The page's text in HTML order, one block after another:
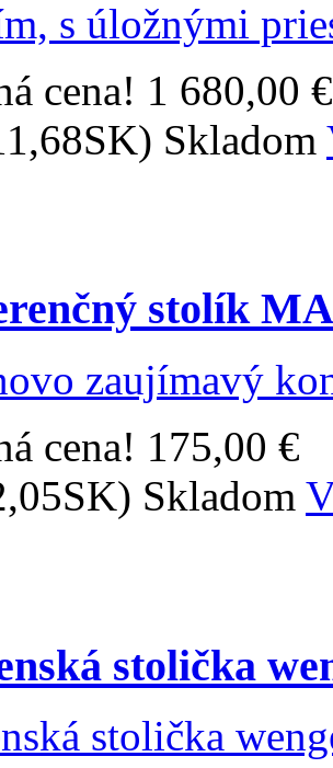
s úložnými
cena! 1 680,00 €
Skladom
stolík
zaujímavý
cena! 175,00 €
Skladom
stolička
stolička